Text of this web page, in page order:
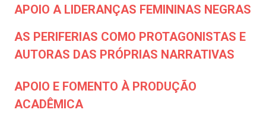
APOIO A LIDERANÇAS FEMININAS NEGRAS
AS PERIFERIAS COMO PROTAGONISTAS E
AUTORAS DAS PRÓPRIAS NARRATIVAS
APOIO E FOMENTO À PRODUÇÃO
ACADÊMICA